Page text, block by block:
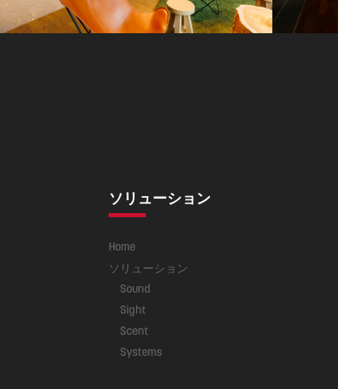
ソリューション
Home
ソリューション
Sound
Sight
Scent
Systems